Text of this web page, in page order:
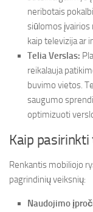
neribotais
siūlomos įvairios
kaip televizija ar
Telia Verslas:
reikalauja
buvimo vietos.
saugumo
optimizuoti
Kaip
Renkantis mobiliojo
pagrindinių veiksnių:
Naudojimo